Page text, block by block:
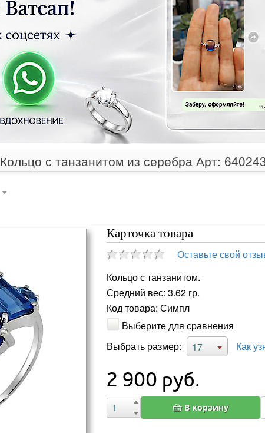
Кольцо с танзанитом из серебра Арт:
Карточка товара
Оставьте свой
Кольцо с танзанитом.
Средний вес: 3.62 гр.
Код товара: Симпл
Выберите для сравнения
Выбрать размер:
17 Как
2 900 руб.
В корзину